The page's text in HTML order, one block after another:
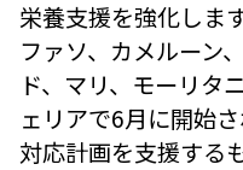
栄養支援を強化しま
ファソ、カメルーン
ド、マリ、モーリタ
ェリアで6月に開始
対応計画を支援する